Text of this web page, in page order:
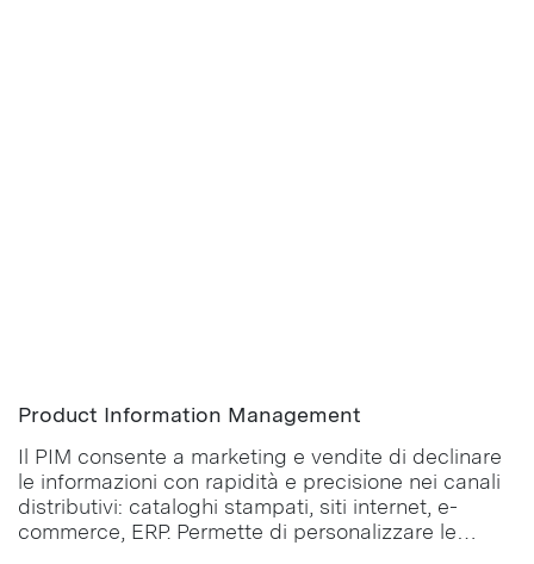
Product Information Management
Il PIM consente a marketing e vendite di declinare
le informazioni con rapidità e precisione nei canali
distributivi: cataloghi stampati, siti internet, e-
commerce, ERP. Permette di personalizzare le